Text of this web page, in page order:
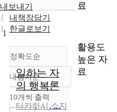
내보내기
내책장담기
한글로보기
정확도순
정확도
순
인기도
내림차순
내림차순
10개씩 출력
1
일하는 자
의 행복론
타카하시 소지
료
활용도
높은 자
료